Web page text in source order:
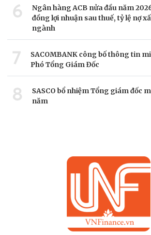
6
Ngân hàng ACB nửa đầu năm
đồng lợi nhuận sau thuế, tỷ lệ nợ
ngành
7
SACOMBANK công bố thông tin
Phó Tổng Giám Đốc
8
SASCO bổ nhiệm Tổng giám đốc
năm